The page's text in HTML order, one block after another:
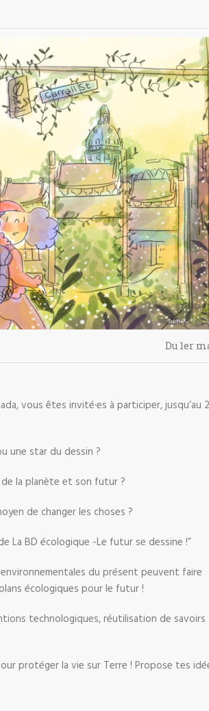
Du 1er
vous êtes invité·es à participer, jusqu’au
une star du dessin ?
de la planète et son futur ?
de changer les choses ?
La BD écologique -Le futur se dessine !”
du présent peuvent faire
écologiques pour le futur !
technologiques, réutilisation de savoirs
protéger la vie sur Terre ! Propose tes